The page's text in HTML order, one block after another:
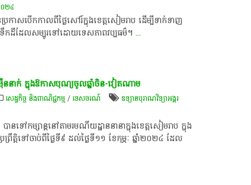
២៤
រកាស​បើក​កាលពី​ថ្ងៃ​សៅរ៍​ក្នុង​ខេត្តសៀមរាប​ ដើម្បី​ទាក់ទាញ​
ទឹកដី​ដែល​សម្បូរ​ទៅ​ដោយ​ទេសភាព​វប្បធម៌​។​...
ន​នាក់​ ក្នុង​ឱកាស​បុណ្យចូលឆ្នាំ​ចិន​-​វៀតណាម​
សេដ្ឋកិច្ច និងពាណិជ្ជកម្ម/ទេសចរណ៍
ឧទ្យានបុរាណវិទ្យាអង្គរ
ាន​ទៅ​កម្សាន្ត​នៅ​តាម​រមណីយដ្ឋាន​នានា​ក្នុង​ខេត្តសៀមរាប​ ក្នុង​
តិ​ទៅ​ចាប់ពី​ថ្ងៃ​ទី​៩​ ដល់​ថ្ងៃ​ទី​១១​ ខែកុម្ភៈ​ ឆ្នាំ​២០២៤​ ដែល​